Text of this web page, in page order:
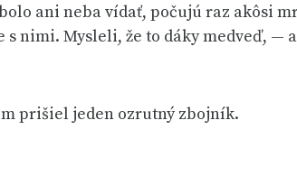
ani neba vídať, počujú raz akôsi
nimi. Mysleli, že to dáky medveď,
prišiel jeden ozrutný zbojník.